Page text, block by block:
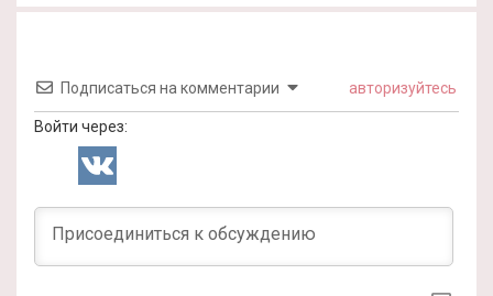
Подписаться на комментарии авторизуйтесь
Войти через: